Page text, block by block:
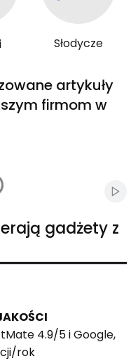
Słodycze
artykuły
firmom w
gadżety z
4.9/5 iGoogle,
rok